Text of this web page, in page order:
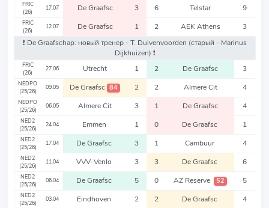
FRIC
(26)
17.07 De Graafsc 3 6 Telstar 9
FRIC
(26)
12.07 De Graafsc 1 2 AEK Athens
3
❗️ De Graafschap: новый тренер - T. Duivenvoorden (старый - Marinus
Dijkhuizen) ❗️
FRIC
(26)
27.06 Utrecht 1 2 De Graafsc 3
NEDPO
(25/26)
09.05 De Graafsc 84 2 2 Almere Cit 4
NEDPO
(25/26)
06.05 Almere Cit 3 1 De Graafsc 4
NED2
(25/26)
24.04 Emmen 1 0 De Graafsc 1
NED2
(25/26)
17.04 De Graafsc 3 1 Cambuur 4
NED2
(25/26)
11.04 VVV-Venlo 3 3 De Graafsc 6
NED2
(25/26)
06.04 De Graafsc 5 0 AZ Reserve 52 5
NED2
(25/26)
03.04 Eindhoven 2 2 De Graafsc 4